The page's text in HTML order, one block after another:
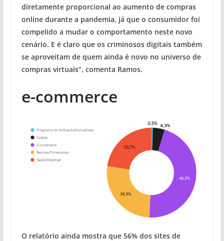
diretamente proporcional ao aumento de compras
online durante a pandemia, já que o consumidor foi
compelido a mudar o comportamento neste novo
cenário. E é claro que os criminosos digitais também
se aproveitam de quem ainda é novo no universo de
compras virtuais”, comenta Ramos.
e-commerce
O relatório ainda mostra que 56% dos sites de